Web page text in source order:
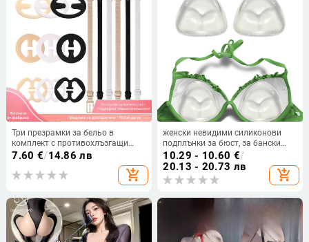
Три презрамки за бельо в
комплект с противохлъзгащи
катарами и невидими
7.60 €/14.86 лв
add_shopping_cart
женски невидими силиконови
подплънки за бюст, за бански
костюм, удебелени вложки,
водоустойчиви и прозрачни
10.29 - 10.60 €/
20.13 - 20.73 лв
add_shopping_cart